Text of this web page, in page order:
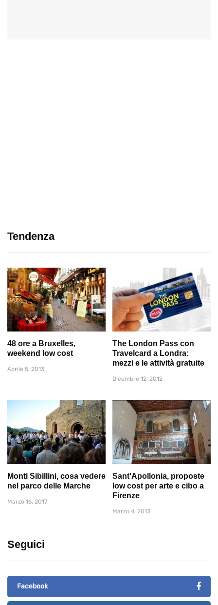
Tendenza
48 ore a Bruxelles,
weekend low cost
Aprile 5, 2013
The London Pass con
Travelcard a Londra:
mezzi e le attività gratuite
Dicembre 12, 2012
Monti Sibillini, cosa vedere
nel parco delle Marche
Marzo 16, 2017
Sant'Apollonia, proposte
low cost per arte e cibo a
Firenze
Marzo 4, 2013
Seguici
Facebook